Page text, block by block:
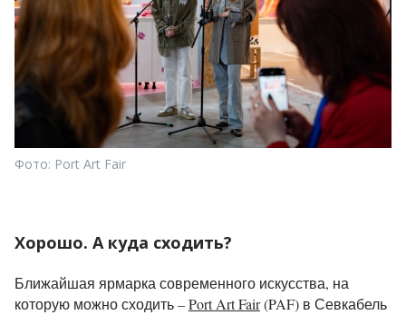
Фото: Port Art Fair
Хорошо. А куда сходить?
Ближайшая ярмарка современного искусства, на
которую можно сходить –Port Art Fair(PAF) в Севкабель